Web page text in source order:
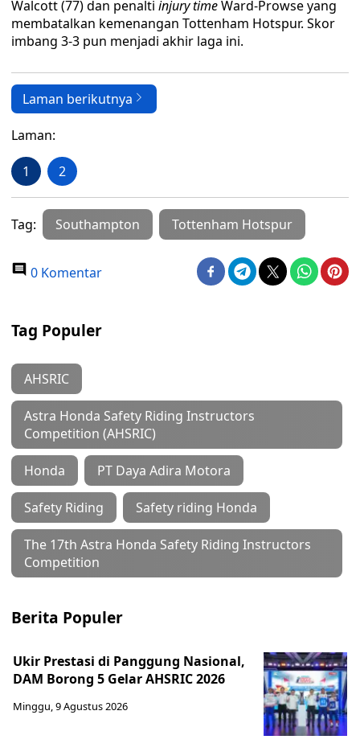
Walcott (77) dan penalti injury timeWard-Prowse yang
membatalkan kemenangan Tottenham Hotspur. Skor
imbang 3-3 pun menjadi akhir laga ini.
Laman berikutnya
Laman:
1 2
Tag: Southampton Tottenham Hotspur
0 Komentar
Tag Populer
AHSRIC
Astra Honda Safety Riding Instructors
Competition (AHSRIC)
Honda PT Daya Adira Motora
Safety Riding Safety riding Honda
The 17th Astra Honda Safety Riding Instructors
Competition
Berita Populer
Ukir Prestasi di Panggung Nasional,
DAM Borong 5 Gelar AHSRIC 2026
Minggu, 9 Agustus 2026